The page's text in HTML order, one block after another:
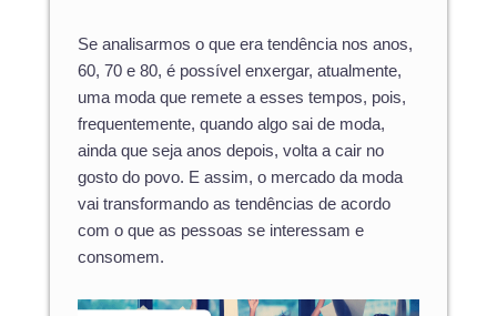
Se analisarmos o que era tendência nos anos,
60, 70 e 80, é possível enxergar, atualmente,
uma moda que remete a esses tempos, pois,
frequentemente, quando algo sai de moda,
ainda que seja anos depois, volta a cair no
gosto do povo. E assim, o mercado da moda
vai transformando as tendências de acordo
com o que as pessoas se interessam e
consomem.